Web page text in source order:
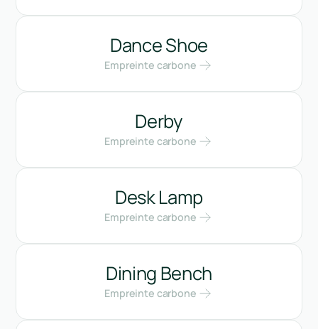
Dance Shoe
Empreinte carbone
Derby
Empreinte carbone
Desk Lamp
Empreinte carbone
Dining Bench
Empreinte carbone